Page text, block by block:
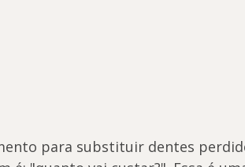
para substituir dentes